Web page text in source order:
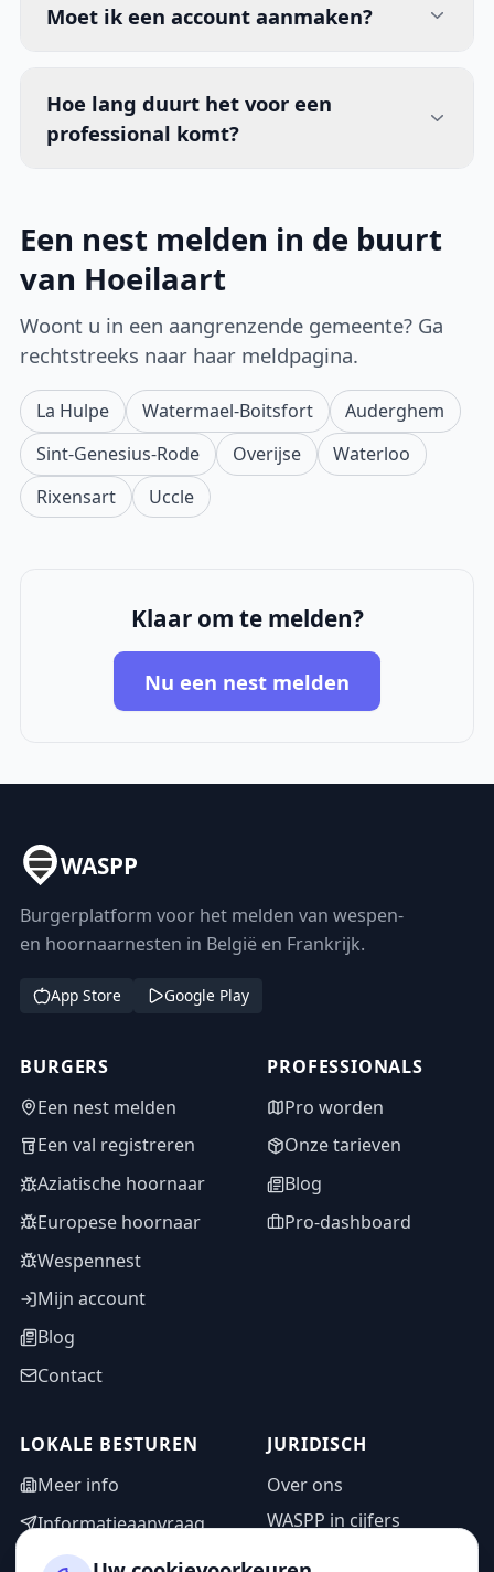
Moet ik een account aanmaken?
Hoe lang duurt het voor een
professional komt?
Een nest melden in de buurt
van Hoeilaart
Woont u in een aangrenzende gemeente? Ga
rechtstreeks naar haar meldpagina.
La Hulpe Watermael-Boitsfort
Auderghem
Sint-Genesius-Rode
Overijse
Waterloo
Rixensart
Uccle
Klaar om te melden?
Nu een nest melden
WASPP
Burgerplatform voor het melden van wespen-
en hoornaarnesten in België en Frankrijk.
App Store Google Play
BURGERS
Een nest melden
Een val registreren
Aziatische hoornaar
Europese hoornaar
Wespennest
Mijn account
Blog
Contact
PROFESSIONALS
Pro worden
Onze tarieven
Blog
Pro-dashboard
LOKALE BESTUREN
Meer info
Informatieaanvraag
Adminzone
JURIDISCH
Over ons
WASPP in cijfers